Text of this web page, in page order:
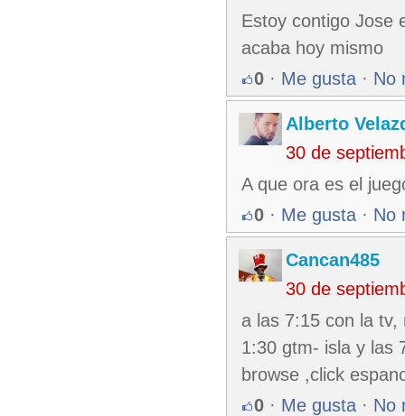
Estoy contigo Jose
acaba hoy mismo
0 · Me gusta · No
Alberto
30 de
A que ora es el
0 · Me gusta · No
Cancan485
30 de
a las 7:15 con la
1:30 gtm- isla y las
browse ,click
0 · Me gusta · No